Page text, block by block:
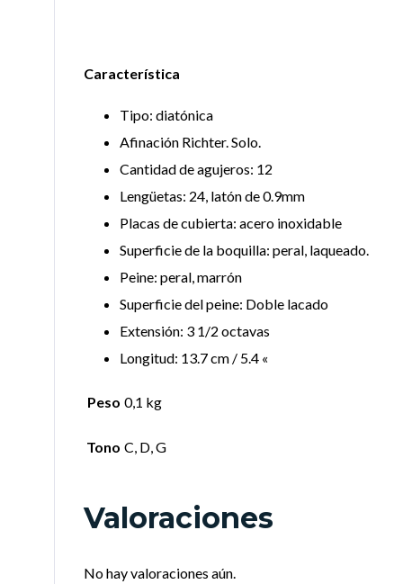
Característica
Tipo: diatónica
Afinación Richter. Solo.
Cantidad de agujeros: 12
Lengüetas: 24, latón de 0.9mm
Placas de cubierta: acero inoxidable
Superficie de la boquilla: peral, laqueado.
Peine: peral, marrón
Superficie del peine: Doble lacado
Extensión: 3 1/2 octavas
Longitud: 13.7 cm / 5.4 «
Peso 0,1 kg
Tono C, D, G
Valoraciones
No hay valoraciones aún.